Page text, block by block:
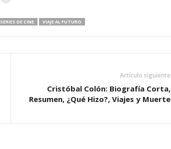
SERIES DE CINE VIAJE AL FUTURO
Artículo siguiente
Cristóbal Colón: Biografía Corta,
Resumen, ¿Qué Hizo?, Viajes y Muerte